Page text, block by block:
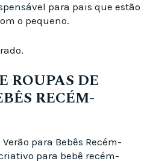
para pais que estão
o pequeno.
ROUPAS DE
RECÉM-
para Bebês Recém-
para bebê recém-